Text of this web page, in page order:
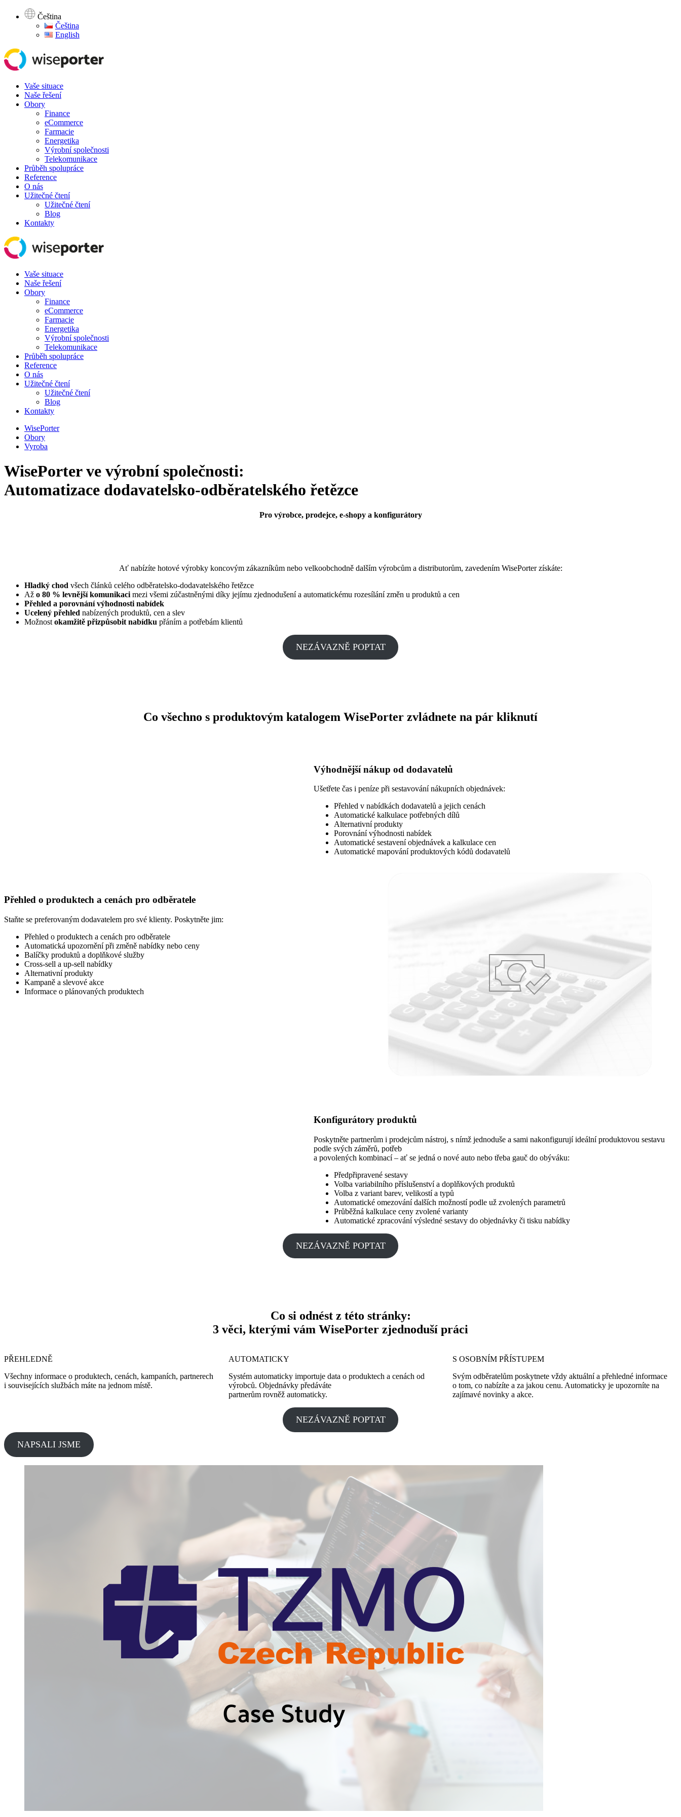
Čeština
Čeština
English
Vaše situace
Naše řešení
Obory
Finance
eCommerce
Farmacie
Energetika
Výrobní společnosti
Telekomunikace
Průběh spolupráce
Reference
O nás
Užitečné čtení
Užitečné čtení
Blog
Kontakty
Vaše situace
Naše řešení
Obory
Finance
eCommerce
Farmacie
Energetika
Výrobní společnosti
Telekomunikace
Průběh spolupráce
Reference
O nás
Užitečné čtení
Užitečné čtení
Blog
Kontakty
WisePorter
Obory
Vyroba
WisePorter ve výrobní společnosti:
Automatizace dodavatelsko-odběratelského řetězce
Pro výrobce, prodejce, e-shopy a konfigurátory
Ať nabízíte hotové výrobky koncovým zákazníkům nebo velkoobchodně dalším výrobcům a distributorům, zavedením WisePorter získáte:
Hladký chod všech článků celého odběratelsko-dodavatelského řetězce
Až o 80 % levnější komunikaci mezi všemi zúčastněnými díky jejímu zjednodušení a automatickému rozesílání změn u produktů a cen
Přehled a porovnání výhodnosti nabídek
Ucelený přehled nabízených produktů, cen a slev
Možnost okamžitě přizpůsobit nabídku přáním a potřebám klientů
NEZÁVAZNĚ POPTAT
Co všechno s produktovým katalogem WisePorter zvládnete na pár kliknutí
Výhodnější nákup od dodavatelů
Ušetřete čas i peníze při sestavování nákupních objednávek:
Přehled v nabídkách dodavatelů a jejich cenách
Automatické kalkulace potřebných dílů
Alternativní produkty
Porovnání výhodnosti nabídek
Automatické sestavení objednávek a kalkulace cen
Automatické mapování produktových kódů dodavatelů
Přehled o produktech a cenách pro odběratele
Staňte se preferovaným dodavatelem pro své klienty. Poskytněte jim:
Přehled o produktech a cenách pro odběratele
Automatická upozornění při změně nabídky nebo ceny
Balíčky produktů a doplňkové služby
Cross-sell a up-sell nabídky
Alternativní produkty
Kampaně a slevové akce
Informace o plánovaných produktech
Konfigurátory produktů
Poskytněte partnerům i prodejcům nástroj, s nímž jednoduše a sami nakonfigurují ideální produktovou sestavu
podle svých záměrů, potřeb
a povolených kombinací – ať se jedná o nové auto nebo třeba gauč do obýváku:
Předpřipravené sestavy
Volba variabilního příslušenství a doplňkových produktů
Volba z variant barev, velikostí a typů
Automatické omezování dalších možností podle už zvolených parametrů
Průběžná kalkulace ceny zvolené varianty
Automatické zpracování výsledné sestavy do objednávky či tisku nabídky
NEZÁVAZNĚ POPTAT
Co si odnést z této stránky:
3 věci, kterými vám WisePorter zjednoduší práci
PŘEHLEDNĚ
Všechny informace o produktech, cenách, kampaních, partnerech
i souvisejících službách máte na jednom místě.
AUTOMATICKY
Systém automaticky importuje data o produktech a cenách od
výrobců. Objednávky předáváte
partnerům rovněž automaticky.
S OSOBNÍM PŘÍSTUPEM
Svým odběratelům poskytnete vždy aktuální a přehledné informace
o tom, co nabízíte a za jakou cenu. Automaticky je upozorníte na
zajímavé novinky a akce.
NEZÁVAZNĚ POPTAT
NAPSALI JSME